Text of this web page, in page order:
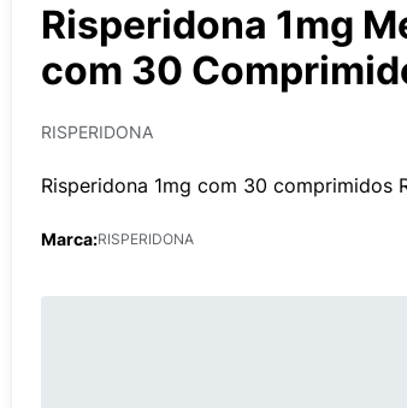
Risperidona 1mg
com 30
RISPERIDONA
Risperidona 1mg com 30 comprimidos
Marca:RISPERIDONA